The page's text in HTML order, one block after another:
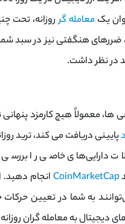
یکمعامله گرروزانه، تحت
هنگفتی نیز در سبد شما
در نظر داشت.
ها، معمولاً هیچ کارمزد
پایینی دریافت می کند، ترید
خاصی را بررسی
CoinMarketCap انجام دهید.
به شما در تعیین
دیجیتال به معامله گران